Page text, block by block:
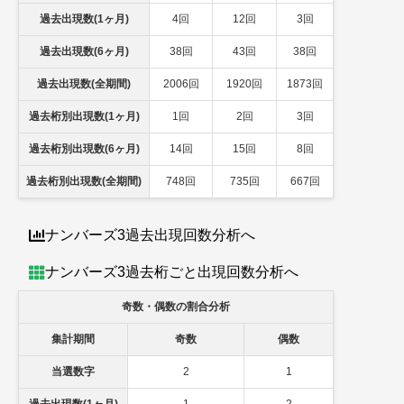
過去出現数(1ヶ月) 4回 12回 3回
過去出現数(6ヶ月) 38回 43回 38回
過去出現数(全期間) 2006回 1920回 1873回
過去桁別出現数(1ヶ月) 1回 2回 3回
過去桁別出現数(6ヶ月) 14回 15回 8回
過去桁別出現数(全期間) 748回 735回 667回
ナンバーズ3過去出現回数分析へ
ナンバーズ3過去桁ごと出現回数分析へ
奇数・偶数の割合分析
集計期間 奇数 偶数
当選数字 2 1